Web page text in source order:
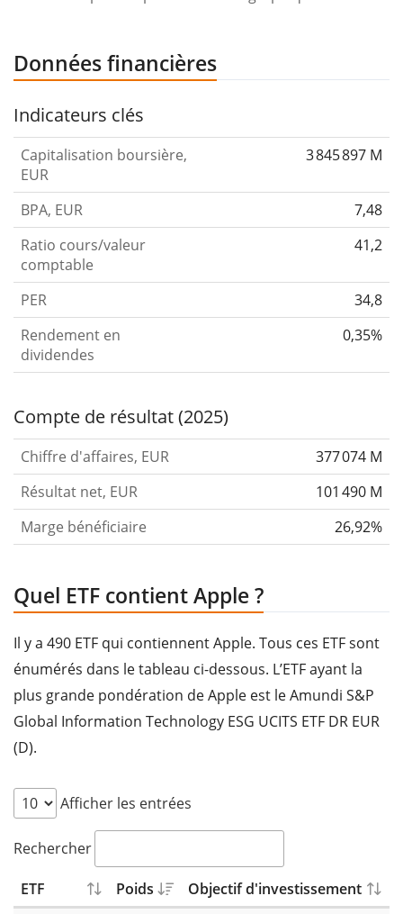
Données financières
Indicateurs clés
Capitalisation boursière,
EUR
3 845 897 M
BPA, EUR
7,48
Ratio cours/valeur
comptable
41,2
PER
34,8
Rendement en
dividendes
0,35%
Compte de résultat (2025)
Chiffre d'affaires, EUR
377 074 M
Résultat net, EUR
101 490 M
Marge bénéficiaire
26,92%
Quel ETF contient Apple ?
Il y a 490 ETF qui contiennent Apple. Tous ces ETF sont
énumérés dans le tableau ci-dessous. L’ETF ayant la
plus grande pondération de Apple est le Amundi S&P
Global Information Technology ESG UCITS ETF DR EUR
(D).
Afficher les entrées
Rechercher
ETF Poids Objectif d'investissement